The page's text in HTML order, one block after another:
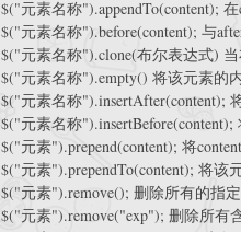
$("元素名称").appendTo(content);
$("元素名称").before(content); 与
$("元素名称").clone(布尔表达式)
$("元素名称").empty() 将该元素的
$("元素名称").insertAfter(content);
$("元素名称
$("元素").prepend(content); 将
$("元素").prependTo(content); 将该
$("元素").remove(); 删除所有的指
$("元素").remove("exp"); 删除所有